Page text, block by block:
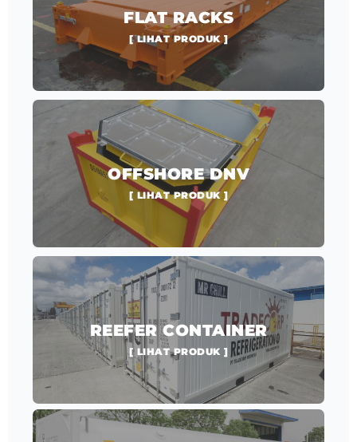
FLAT RACKS
[ LIHAT PRODUK ]
OFFSHORE DNV
[ LIHAT PRODUK ]
REEFER CONTAINER
[ LIHAT PRODUK ]